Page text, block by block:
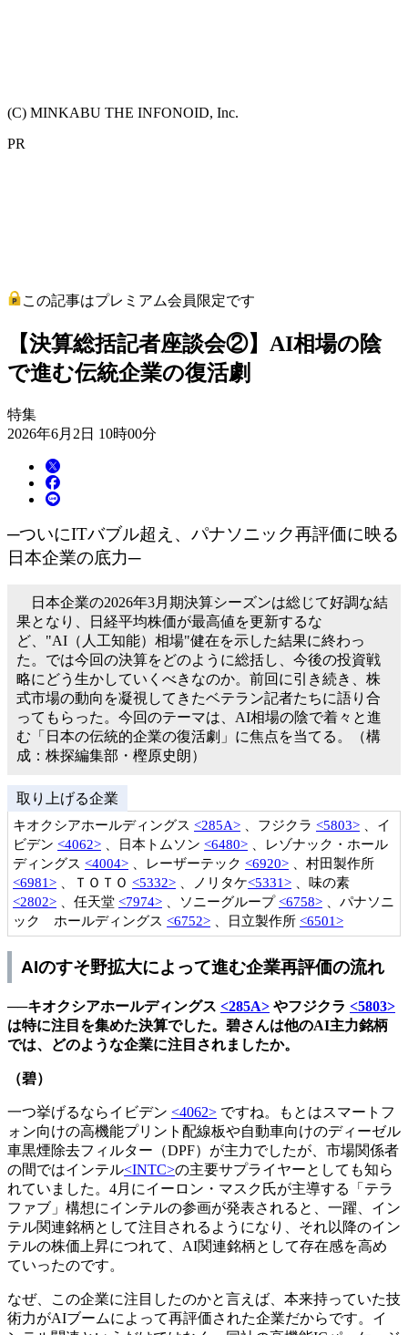
(C) MINKABU THE INFONOID, Inc.
PR
この記事はプレミアム会員限定です
【決算総括記者座談会②】AI相場の陰
で進む伝統企業の復活劇
特集
2026年6月2日 10時00分
─ついにITバブル超え、パナソニック再評価に映る
日本企業の底力─
日本企業の2026年3月期決算シーズンは総じて好調な結
果となり、日経平均株価が最高値を更新するな
ど、"AI（人工知能）相場"健在を示した結果に終わっ
た。では今回の決算をどのように総括し、今後の投資戦
略にどう生かしていくべきなのか。前回に引き続き、株
式市場の動向を凝視してきたベテラン記者たちに語り合
ってもらった。今回のテーマは、AI相場の陰で着々と進
む「日本の伝統的企業の復活劇」に焦点を当てる。（構
成：株探編集部・樫原史朗）
取り上げる企業
キオクシアホールディングス <285A> 、フジクラ <5803> 、イ
ビデン <4062> 、日本トムソン <6480> 、レゾナック・ホール
ディングス <4004> 、レーザーテック <6920> 、村田製作所
<6981> 、ＴＯＴＯ <5332> 、ノリタケ<5331> 、味の素
<2802> 、任天堂 <7974> 、ソニーグループ<6758> 、パナソニ
ック ホールディングス <6752> 、日立製作所 <6501>
AIのすそ野拡大によって進む企業再評価の流れ
──キオクシアホールディングス <285A> やフジクラ <5803>
は特に注目を集めた決算でした。碧さんは他のAI主力銘柄
では、どのような企業に注目されましたか。
（碧）
一つ挙げるならイビデン <4062> ですね。もとはスマートフ
ォン向けの高機能プリント配線板や自動車向けのディーゼル
車黒煙除去フィルター（DPF）が主力でしたが、市場関係者
の間ではインテル<INTC>の主要サプライヤーとしても知ら
れていました。4月にイーロン・マスク氏が主導する「テラ
ファブ」構想にインテルの参画が発表されると、一躍、イン
テル関連銘柄として注目されるようになり、それ以降のイン
テルの株価上昇につれて、AI関連銘柄として存在感を高め
ていったのです。
なぜ、この企業に注目したのかと言えば、本来持っていた技
術力がAIブームによって再評価された企業だからです。イ